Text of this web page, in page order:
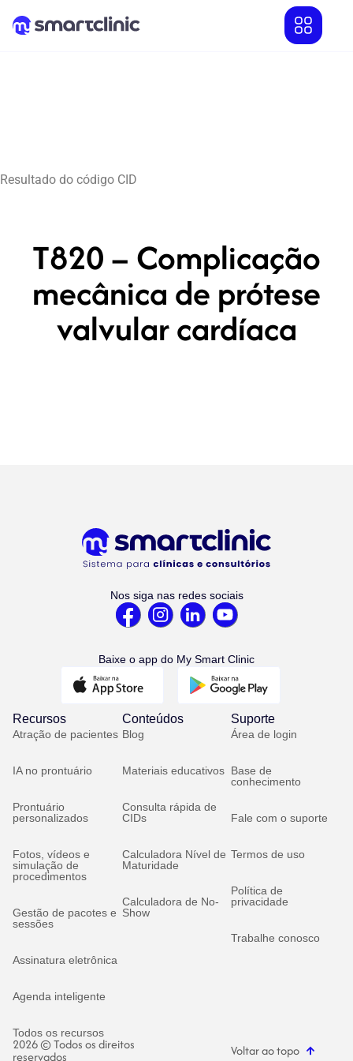
Resultado do código CID
T820 – Complicação
mecânica de prótese
valvular cardíaca
Nos siga nas redes sociais
Baixe o app do My Smart Clinic
Recursos
Atração de pacientes
IA no prontuário
Prontuário
personalizados
Fotos, vídeos e
simulação de
procedimentos
Gestão de pacotes e
sessões
Assinatura eletrônica
Agenda inteligente
Todos os recursos
Conteúdos
Blog
Materiais educativos
Consulta rápida de
CIDs
Calculadora Nível de
Maturidade
Calculadora de No-
Show
Suporte
Área de login
Base de
conhecimento
Fale com o suporte
Termos de uso
Política de
privacidade
Trabalhe conosco
2026 © Todos os direitos
reservados Voltar ao topo